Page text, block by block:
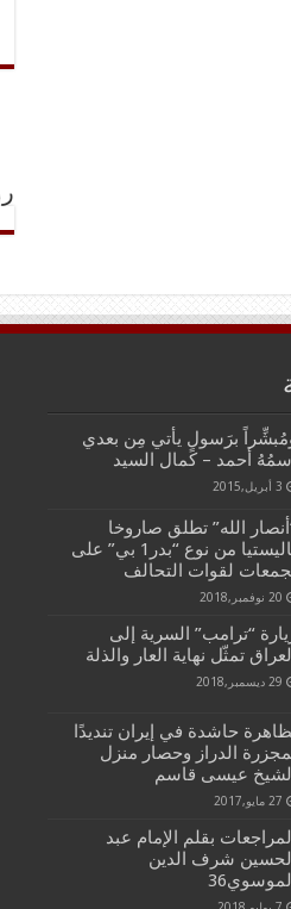
برَسولٍ يأتي مِن بعدي
أحمد – كمال السيد
3 أبريل,2015
الله” تطلق صاروخا
باليستيا من نوع “بدر1 بي” على
لقوات التحالف
20 نوفمبر,2018
“ترامب” السرية إلى
العراق تمثّل نهاية العار والذلة
29 ديسمبر,2018
حاشدة في إيران تنديدًا
الدراز وحصار منزل
عيسى قاسم
27 مايو,2017
بقلم الإمام عبد
شرف الدين